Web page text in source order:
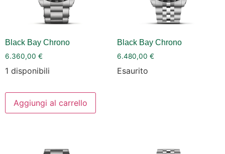
Black Bay Chrono
6.360,00 €
1 disponibili
Aggiungi al carrello
Black Bay Chrono
6.480,00 €
Esaurito